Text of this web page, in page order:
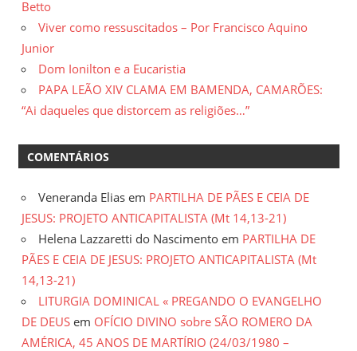
Betto
Viver como ressuscitados – Por Francisco Aquino
Junior
Dom Ionilton e a Eucaristia
PAPA LEÃO XIV CLAMA EM BAMENDA, CAMARÕES:
“Ai daqueles que distorcem as religiões…”
COMENTÁRIOS
Veneranda Elias em PARTILHA DE PÃES E CEIA DE
JESUS: PROJETO ANTICAPITALISTA (Mt 14,13-21)
Helena Lazzaretti do Nascimento em PARTILHA DE
PÃES E CEIA DE JESUS: PROJETO ANTICAPITALISTA (Mt
14,13-21)
LITURGIA DOMINICAL « PREGANDO O EVANGELHO
DE DEUS em OFÍCIO DIVINO sobre SÃO ROMERO DA
AMÉRICA, 45 ANOS DE MARTÍRIO (24/03/1980 –